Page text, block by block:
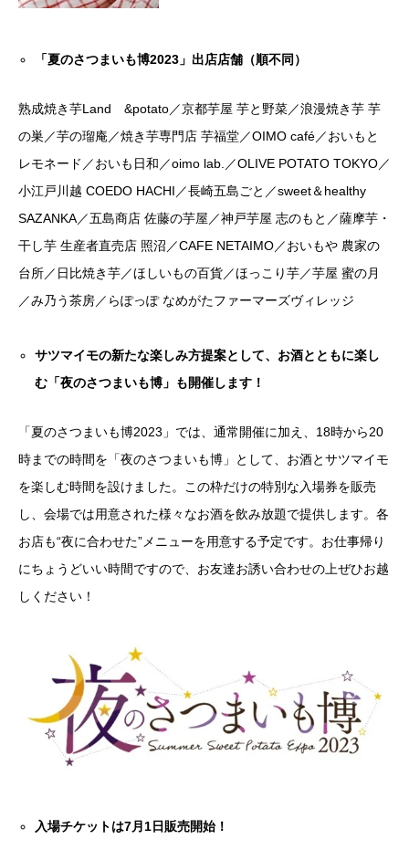
「夏のさつまいも博2023」出店店舗（順不同）
熟成焼き芋Land &potato／京都芋屋 芋と野菜／浪漫焼き芋 芋
の巣／芋の瑠庵／焼き芋専門店 芋福堂／OIMO café／おいもと
レモネード／おいも日和／oimo lab.／OLIVE POTATO TOKYO／
小江戸川越 COEDO HACHI／長崎五島ごと／sweet＆healthy
SAZANKA／五島商店 佐藤の芋屋／神戸芋屋 志のもと／薩摩芋・
干し芋 生産者直売店 照沼／CAFE NETAIMO／おいもや 農家の
台所／日比焼き芋／ほしいもの百貨／ほっこり芋／芋屋 蜜の月
／み乃う茶房／らぽっぽ なめがたファーマーズヴィレッジ
サツマイモの新たな楽しみ方提案として、お酒とともに楽し
む「夜のさつまいも博」も開催します！
「夏のさつまいも博2023」では、通常開催に加え、18時から20
時までの時間を「夜のさつまいも博」として、お酒とサツマイモ
を楽しむ時間を設けました。この枠だけの特別な入場券を販売
し、会場では用意された様々なお酒を飲み放題で提供します。各
お店も“夜に合わせた”メニューを用意する予定です。お仕事帰り
にちょうどいい時間ですので、お友達お誘い合わせの上ぜひお越
しください！
入場チケットは7月1日販売開始！